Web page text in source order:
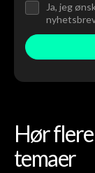
Ja, jeg
Hør flere
temaer